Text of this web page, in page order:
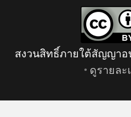
สงวนสิทธิ์ภายใต้สัญญาอ
• ดูรายล